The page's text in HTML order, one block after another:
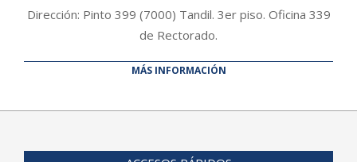
Dirección: Pinto 399 (7000) Tandil. 3er piso. Oficina 339
de Rectorado.
MÁS INFORMACIÓN